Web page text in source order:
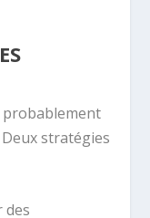
stratégies
des